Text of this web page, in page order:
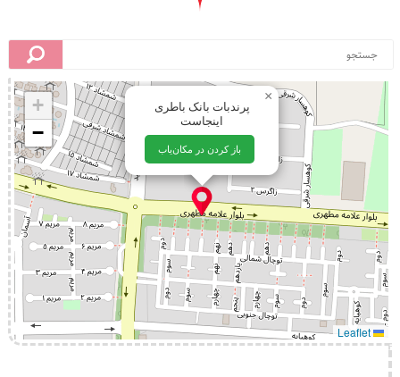
پرندبات بانک باطری
اینجاست
باز کردن در مکان‌یاب
×
+
−
Leaflet